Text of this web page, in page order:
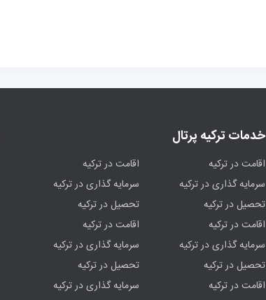
خدمات ترکیه پرتال
اقامت در ترکیه
سرمایه گذاری در ترکیه
تحصیل در ترکیه
اقامت در ترکیه
سرمایه گذاری در ترکیه
تحصیل در ترکیه
اقامت در ترکیه
اقامت در ترکیه
سرمایه گذاری در ترکیه
تحصیل در ترکیه
اقامت در ترکیه
سرمایه گذاری در ترکیه
تحصیل در ترکیه
سرمایه گذاری در ترکیه